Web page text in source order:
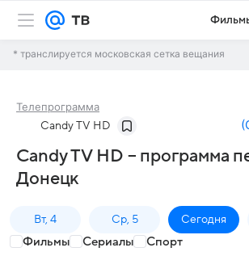
* транслируется московская сетка вещания
Телепрограмма
Candy TV HD (
Candy TV HD – программа
Донецк
Вт, 4 Ср, 5 Сегодня
Фильмы Сериалы Спорт